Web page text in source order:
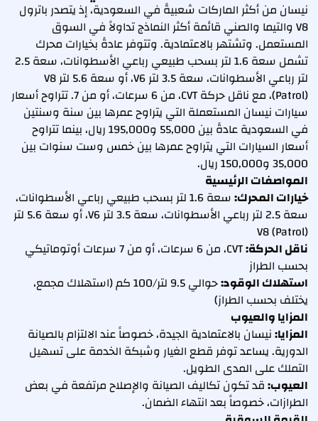
نيسان من أكثر الماركات شعبيةً في السعودية، إذ يتصدر باترول
V8 والتيما والصني قائمة أكثر النماذج تداولاً في السوق
المستعمل. وتشتهر بالاعتمادية. وتتوفر عادةً بخيارات محرك
تشمل سعة 1.6 لتر بسحب طبيعي رباعي الأسطوانات، سعة 2.5
لتر رباعي الأسطوانات، سعة 3.5 لتر V6، أو سعة 5.6 لتر V8
(Patrol)، مع ناقل حركة CVT، من 6 سرعات، أو من 7. تتراوح أسعار
سيارات نيسان المستعملة التي يتراوح عمرها بين سنة وسنتين
في السعودية عادةً بين 55,000 و195,000 ريال، بينما تتراوح
أسعار السيارات التي يتراوح عمرها بين خمس وست سنوات بين
35,000 و150,000 ريال.
المواصفات الرئيسية
خيارات المحرك:
سعة 1.6 لتر بسحب طبيعي رباعي الأسطوانات،
سعة 2.5 لتر رباعي الأسطوانات، سعة 3.5 لتر V6، أو سعة 5.6 لتر
V8 (Patrol)
ناقل الحركة:
CVT، من 6 سرعات، أو من 7 سرعات أوتوماتيكي
بحسب الطراز
استهلاك الوقود:
حوالي 9.5 لتر/100 كم (استهلاك مجمع،
يختلف بحسب الطراز)
المزايا والعيوب
المزايا:نيسان بالاعتمادية الجيدة، خصوصاً عند الالتزام بالصيانة
الدورية. يساعد توفر قطع الغيار وشبكة الخدمة على تسهيل
التملك على المدى الطويل.
العيوب:قد تكون تكاليف الصيانة والإصلاح مرتفعة في بعض
الطرازات، خصوصاً بعد انتهاء الضمان.